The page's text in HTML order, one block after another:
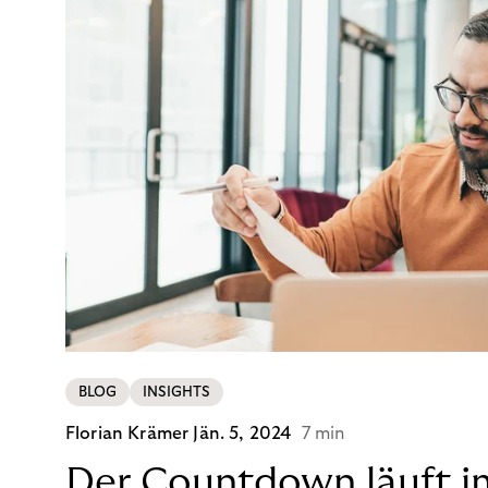
BLOG INSIGHTS
Florian Krämer Jän. 5, 2024 7 min